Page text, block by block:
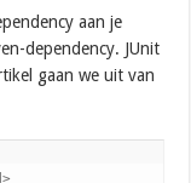
aan je
dependency. JUnit
gaan we uit van
>